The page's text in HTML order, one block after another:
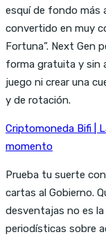
esquí de fondo más
convertido en muy
Fortuna”. Next Gen
forma gratuita y sin
juego ni crear una
y de rotación.
Criptomoneda Bifi |
momento
Prueba tu suerte
cartas al Gobierno.
desventajas no es
periodísticas sobre